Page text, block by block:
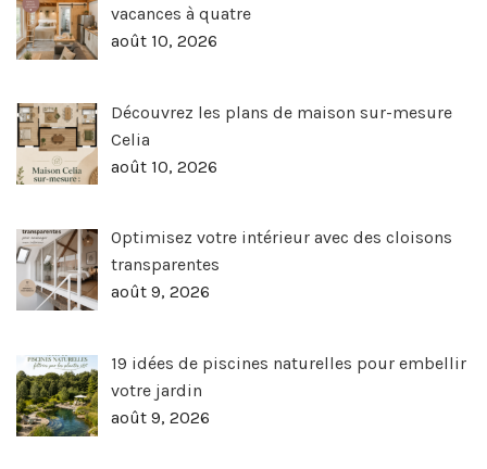
vacances à quatre
août 10, 2026
Découvrez les plans de maison sur-mesure
Celia
août 10, 2026
Optimisez votre intérieur avec des cloisons
transparentes
août 9, 2026
19 idées de piscines naturelles pour embellir
votre jardin
août 9, 2026